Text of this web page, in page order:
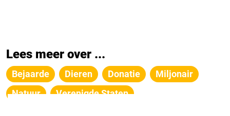
Lees meer over ...
Bejaarde Dieren Donatie
Miljonair
Natuur
Verenigde Staten